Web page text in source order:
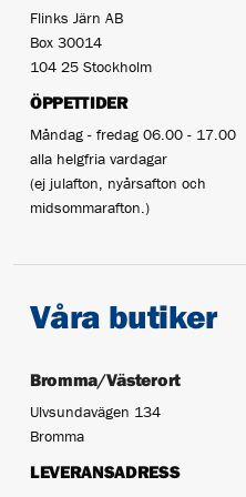
Flinks Järn AB
Box 30014
104 25 Stockholm
ÖPPETTIDER
Måndag - fredag 06.00 - 17.00
alla helgfria vardagar
(ej julafton, nyårsafton och
midsommarafton.)
Våra butiker
Bromma/Västerort
Ulvsundavägen 134
Bromma
LEVERANSADRESS